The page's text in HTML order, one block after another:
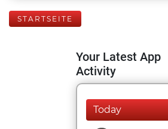
STARTSEITE
Your Latest App
Activity
Today